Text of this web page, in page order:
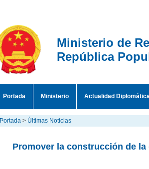
Ministerio de
República
Portada Ministerio Actualidad
Portada > Últimas Noticias
Promover la construcción de